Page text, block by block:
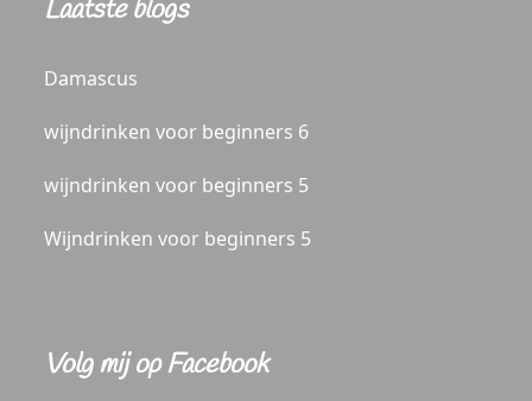
Laatste blogs
Damascus
wijndrinken voor beginners 6
wijndrinken voor beginners 5
Wijndrinken voor beginners 5
Volg mij op Facebook